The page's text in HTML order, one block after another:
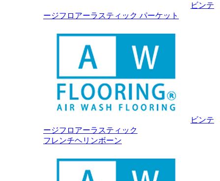
ビンテ
ージフロアーラスティック パーケット
ビンテ
ージフロアーラスティック
フレンチヘリンボーン